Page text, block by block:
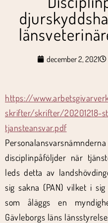
december 2, 2021
https://
skrifter/skrifter/20201218-
tjansteansvar.pdf
disciplinpåföljder när
leds detta av
sig sakna (PAN) vilket i
som åläggs en
Gävleborgs läns länsstyrelse.